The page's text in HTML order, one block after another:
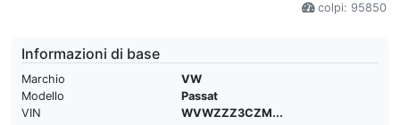
colpi: 95850
Informazioni di base
Marchio
VW
Modello
Passat
VIN
WVWZZZ3CZM...